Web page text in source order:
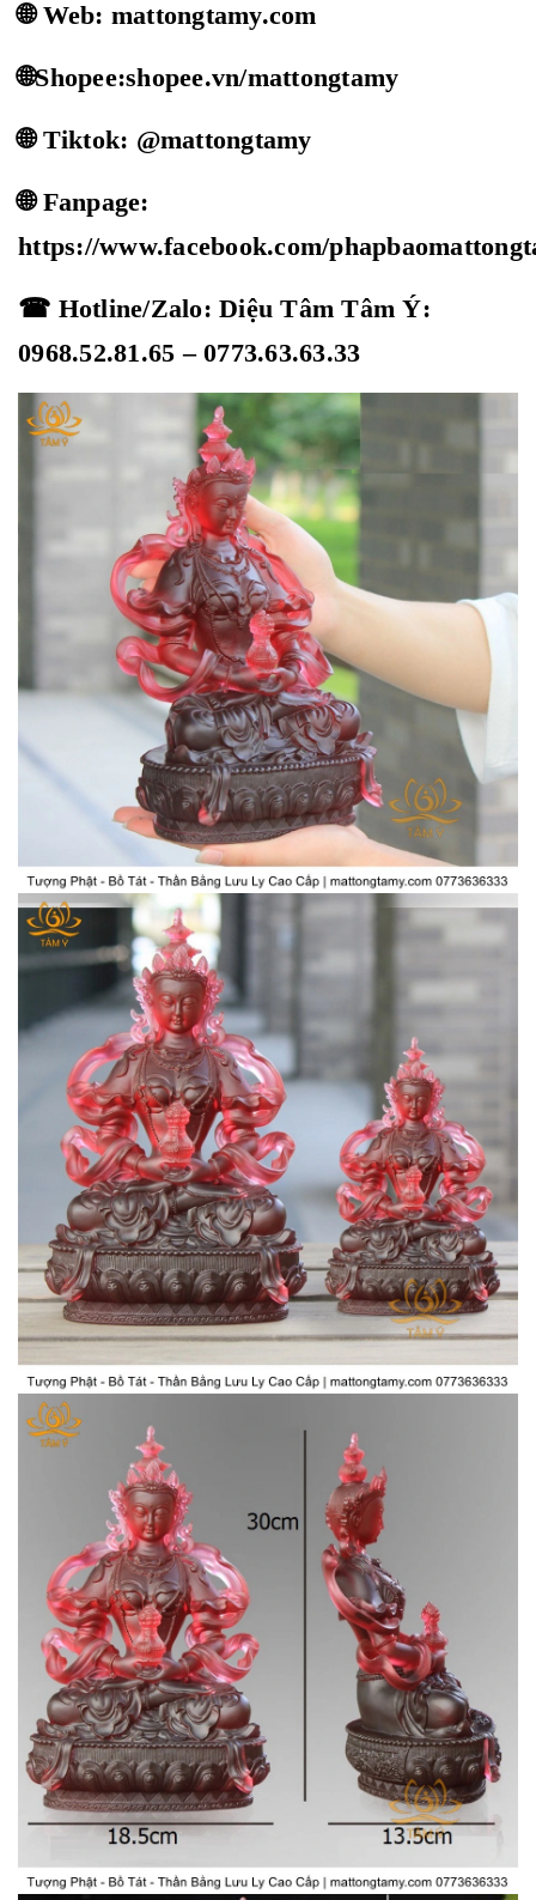
🌐 Web: mattongtamy.com
🌐Shopee:shopee.vn/mattongtamy
🌐 Tiktok: @mattongtamy
🌐 Fanpage:
https://www.facebook.com/
☎ Hotline/Zalo: Diệu Tâm Tâm Ý:
0968.52.81.65 – 0773.63.63.33